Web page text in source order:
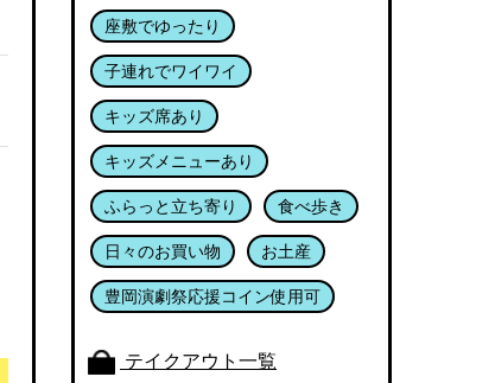
座敷でゆったり
子連れでワイワイ
キッズ席あり
キッズメニューあり
ふらっと立ち寄り 食べ歩き
日々のお買い物 お土産
豊岡演劇祭応援コイン使用可
テイクアウト一覧